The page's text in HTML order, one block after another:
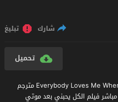
شارك تبليغ
تحميل
مشاهدة فيلم Everybody Loves Me When I’m Dead 2025 مترجم
فيلم الكل يحبني بعد موتي